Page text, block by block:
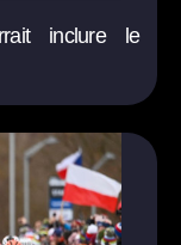
inclure le